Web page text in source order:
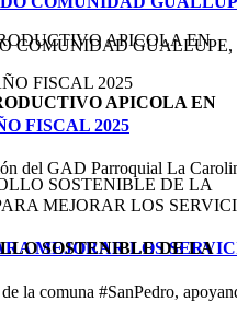
COMUNIDAD
FISCAL 2025
del GAD Parroquial La
MEJORAR LOS
la comuna #SanPedro,
APICOLA EN
SOSTENIBLE DE LA